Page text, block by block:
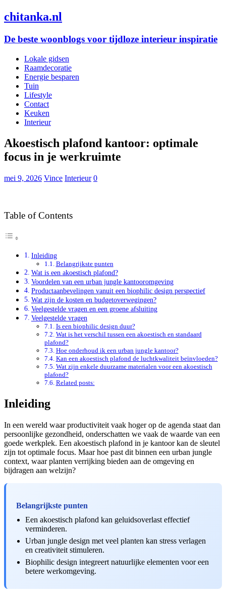
chitanka.nl
De beste woonblogs voor tijdloze interieur inspiratie
Lokale gidsen
Raamdecoratie
Energie besparen
Tuin
Lifestyle
Contact
Keuken
Interieur
Akoestisch plafond kantoor: optimale
focus in je werkruimte
mei 9, 2026 Vince Interieur 0
Table of Contents
Inleiding
Belangrijkste punten
Wat is een akoestisch plafond?
Voordelen van een urban jungle kantooromgeving
Productaanbevelingen vanuit een biophilic design perspectief
Wat zijn de kosten en budgetoverwegingen?
Veelgestelde vragen en een groene afsluiting
Veelgestelde vragen
Is een biophilic design duur?
Wat is het verschil tussen een akoestisch en standaard
plafond?
Hoe onderhoud ik een urban jungle kantoor?
Kan een akoestisch plafond de luchtkwaliteit beïnvloeden?
Wat zijn enkele duurzame materialen voor een akoestisch
plafond?
Related posts:
Inleiding
In een wereld waar productiviteit vaak hoger op de agenda staat dan
persoonlijke gezondheid, onderschatten we vaak de waarde van een
goede werkplek. Een akoestisch plafond in je kantoor kan de sleutel
zijn tot optimale focus. Maar hoe past dit binnen een urban jungle
context, waar planten verrijking bieden aan de omgeving en
bijdragen aan welzijn?
Belangrijkste punten
Een akoestisch plafond kan geluidsoverlast effectief
verminderen.
Urban jungle design met veel planten kan stress verlagen
en creativiteit stimuleren.
Biophilic design integreert natuurlijke elementen voor een
betere werkomgeving.